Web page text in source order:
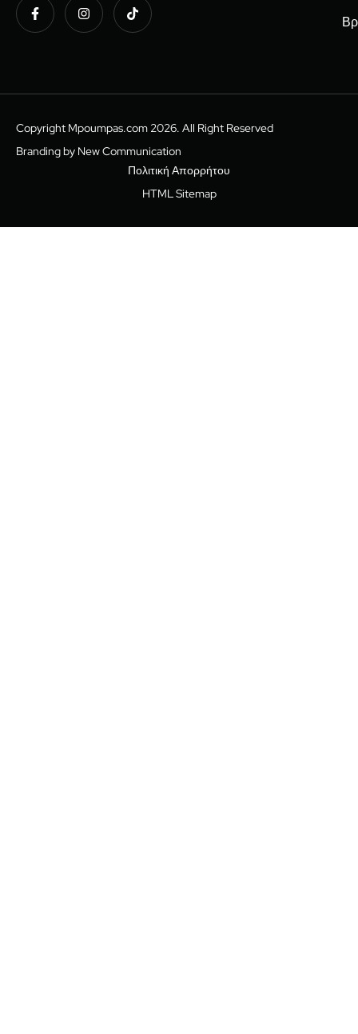
Copyright Mpoumpas.com 2026. All Right Reserved
Πολιτική Απορρήτου
HTML Sitemap
Branding by New Communication